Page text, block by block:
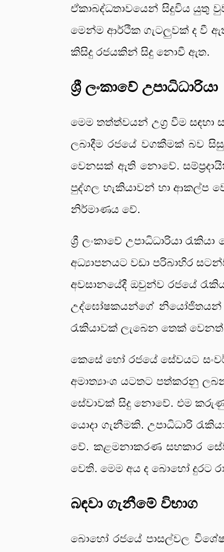
ඒකාබද්ධතාවයෙන් සිදුවිය යුතු
මෙන්ම ආර්ථික ගැටලුවක් ද වී
කිසිදු රජයකින් සිදු නොවී ඇත.
ශ්‍රී ලංකාවේ උපාධිධාරියා
මෙම තත්ත්වයන් උග්‍ර වීම සඳහා
ලබාදීම රජයේ වගකීමක් බව
වෙනසක් ඇති නොවේ.
පුද්ගල හැකියාවන් හා ආකල්ප
නිර්මාණය වේ.
ශ්‍රී ලංකාවේ උපාධිධාරියා
අධ්‍යාපනයට වඩා පරිබාහිර
අවසානයේදී ඔවුන්ව රජයේ
උද්ඝෝෂකයන්ගේ නියෝජිතයන්
රැකියාවක් ලැබෙන තෙක්
කෙසේ හෝ රජයේ සේවයට
අමාත්‍යාංශ යටතට පත්කරනු
සේවාවක් සිදු නොවේ. එම
යොදා ගැනීමකි. උපාධිධාරි
වේ. කළමනාකරණ සහකාර
වෙති. මෙම අය ද බොහෝ දුරට
බඳවා ගැනීමේ විභාග
බොහෝ රජයේ පාසල්වල